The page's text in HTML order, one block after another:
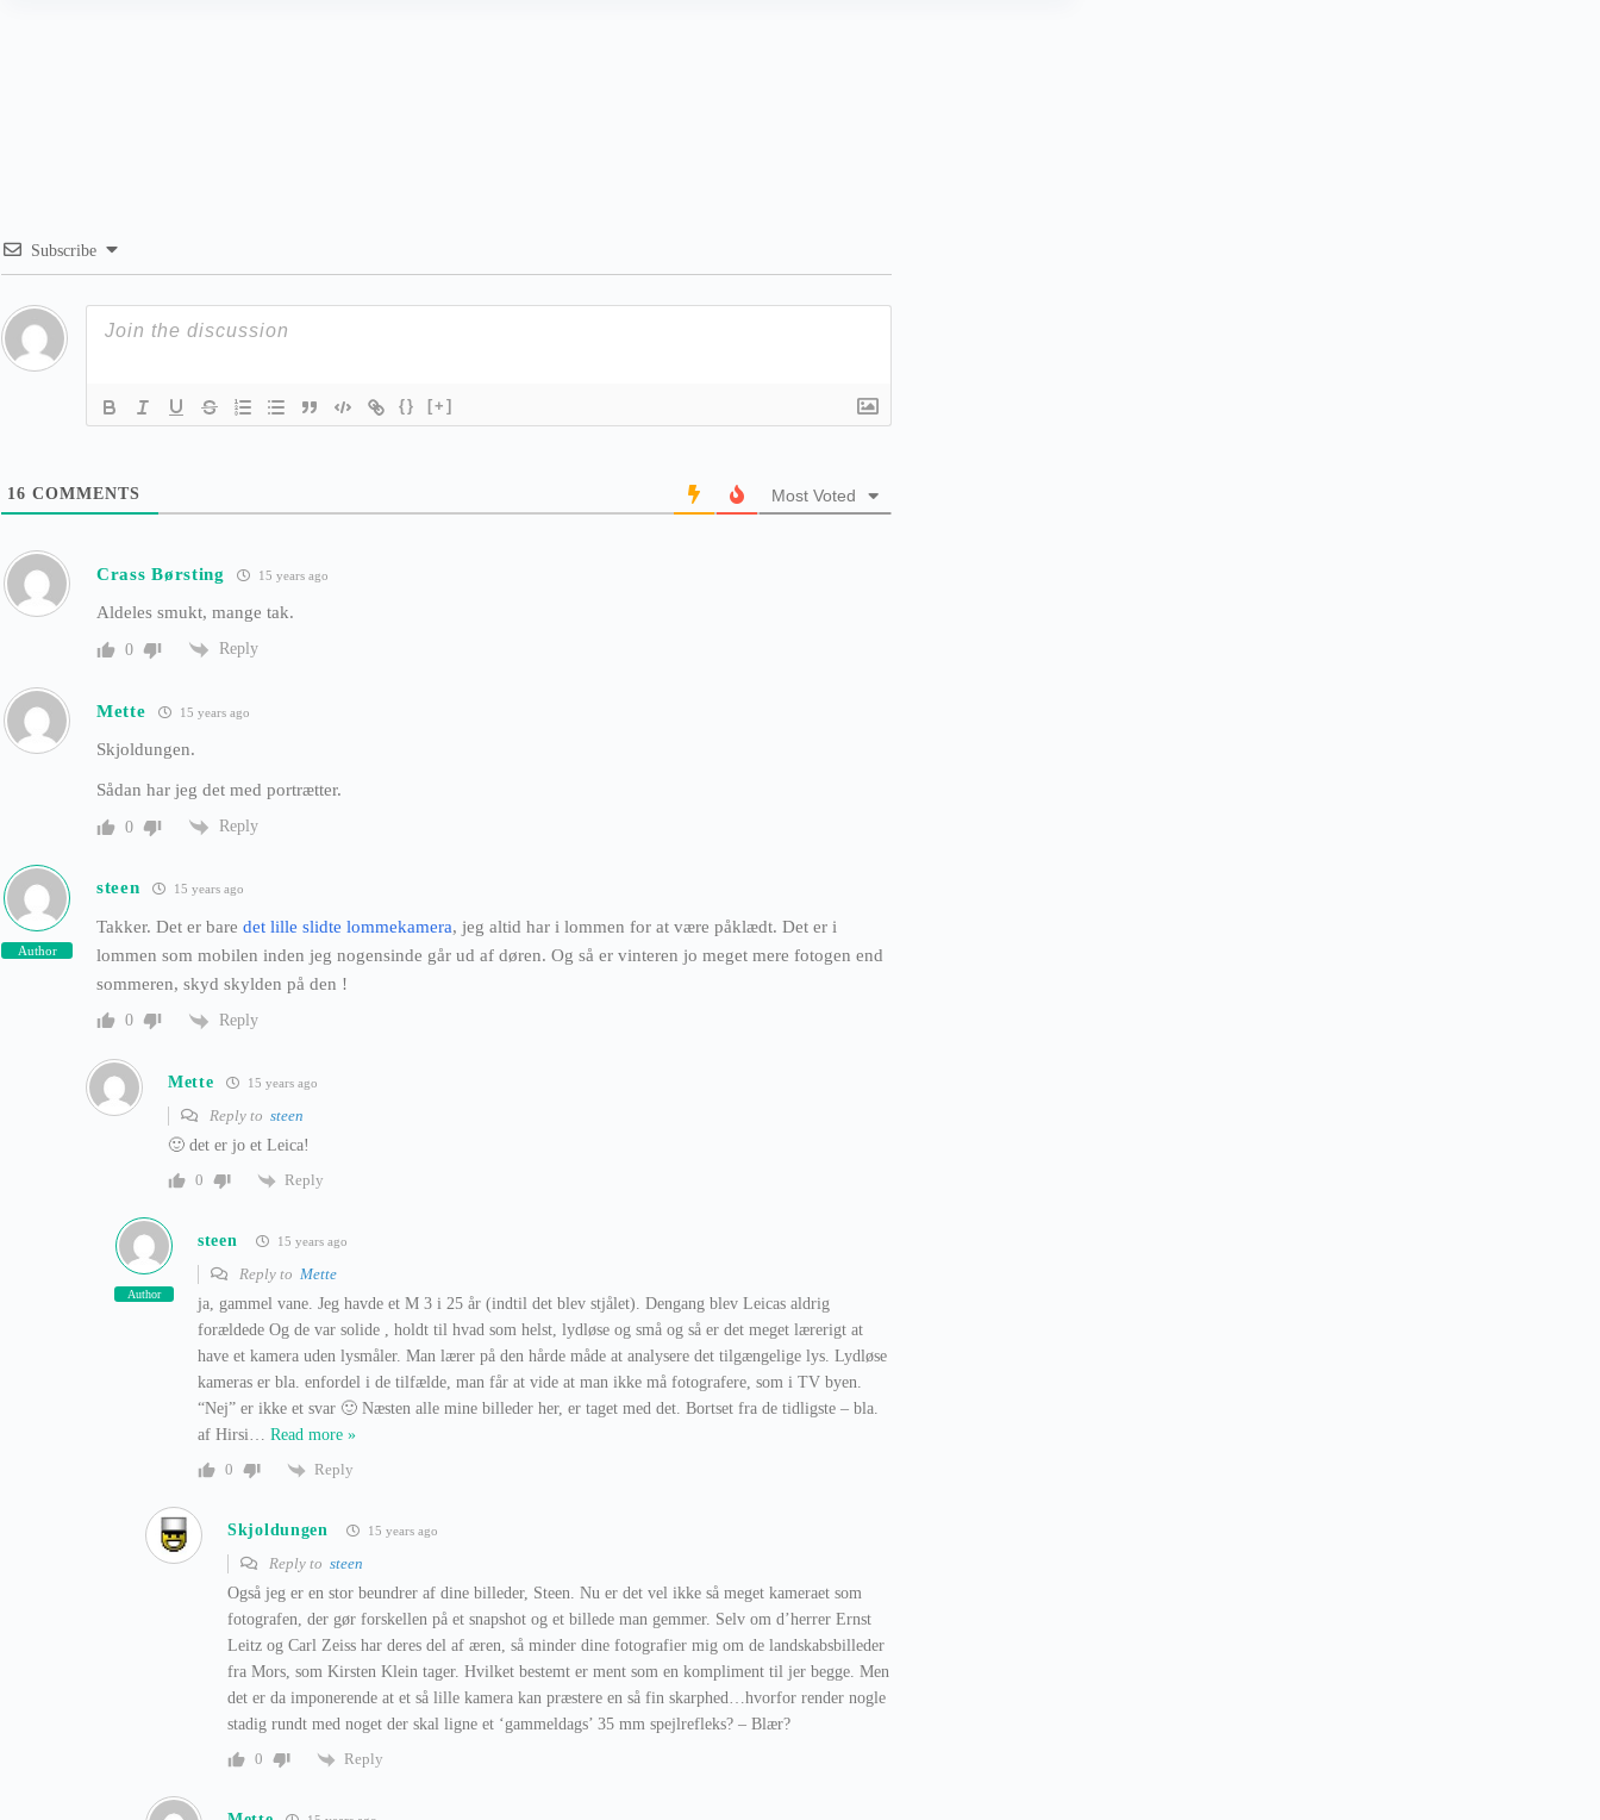
Subscribe
{} [+]
16 COMMENTS Most Voted
Crass Børsting 15 years ago
Aldeles smukt, mange tak.
0 Reply
Mette 15 years ago
Skjoldungen.
Sådan har jeg det med portrætter.
0 Reply
Author
steen 15 years ago
Takker. Det er bare det lille slidte lommekamera, jeg altid har i lommen for at være påklædt. Det er i
lommen som mobilen inden jeg nogensinde går ud af døren. Og så er vinteren jo meget mere fotogen end
sommeren, skyd skylden på den !
0 Reply
Mette 15 years ago
Reply to steen
🙂 det er jo et Leica!
0
Reply
Author
steen 15 years ago
Reply to Mette
ja, gammel vane. Jeg havde et M 3 i 25 år (indtil det blev stjålet). Dengang blev Leicas aldrig
forældede Og de var solide , holdt til hvad som helst, lydløse og små og så er det meget lærerigt at
have et kamera uden lysmåler. Man lærer på den hårde måde at analysere det tilgængelige lys. Lydløse
kameras er bla. enfordel i de tilfælde, man får at vide at man ikke må fotografere, som i TV byen.
“Nej” er ikke et svar 🙂 Næsten alle mine billeder her, er taget med det. Bortset fra de tidligste – bla.
af Hirsi
Read more »
0
Reply
Skjoldungen 15 years ago
Reply to steen
Også jeg er en stor beundrer af dine billeder, Steen. Nu er det vel ikke så meget kameraet som
fotografen, der gør forskellen på et snapshot og et billede man gemmer. Selv om d’herrer Ernst
Leitz og Carl Zeiss har deres del af æren, så minder dine fotografier mig om de landskabsbilleder
fra Mors, som Kirsten Klein tager. Hvilket bestemt er ment som en kompliment til jer begge. Men
det er da imponerende at et så lille kamera kan præstere en så fin skarphed…hvorfor render nogle
stadig rundt med noget der skal ligne et ‘gammeldags’ 35 mm spejlrefleks? – Blær?
0
Reply